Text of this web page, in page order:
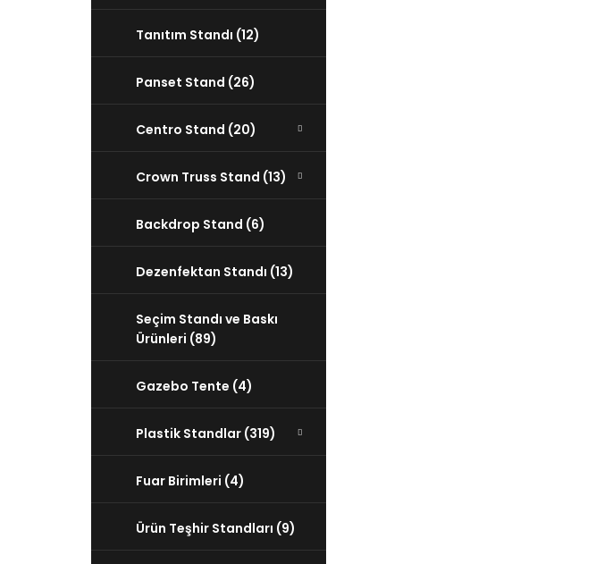
Tanıtım Standı (12)
Panset Stand (26)
Centro Stand (20)
Crown Truss Stand (13)
Backdrop Stand (6)
Dezenfektan Standı (13)
Seçim Standı ve Baskı
Ürünleri (89)
Gazebo Tente (4)
Plastik Standlar (319)
Fuar Birimleri (4)
Ürün Teşhir Standları (9)